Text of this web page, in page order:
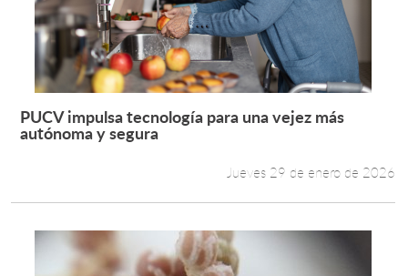
Leer más +
PUCV impulsa tecnología para una vejez más
autónoma y segura
Jueves 29 de enero de 2026